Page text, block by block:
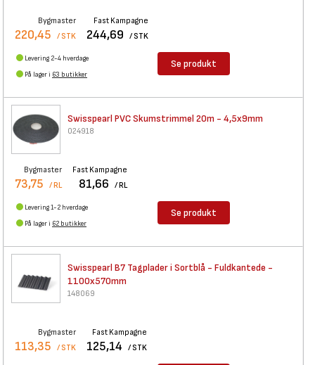
Bygmaster
220,45 / STK
Fast Kampagne
244,69 / STK
Levering 2-4 hverdage
På lager i 63 butikker
Se produkt
Swisspearl PVC Skumstrimmel 20m - 4,5x9mm
024918
Bygmaster
73,75 / RL
Fast Kampagne
81,66 / RL
Levering 1-2 hverdage
På lager i 62 butikker
Se produkt
Swisspearl B7 Tagplader i Sortblå - Fuldkantede -
1100x570mm
148069
Bygmaster
113,35 / STK
Fast Kampagne
125,14 / STK